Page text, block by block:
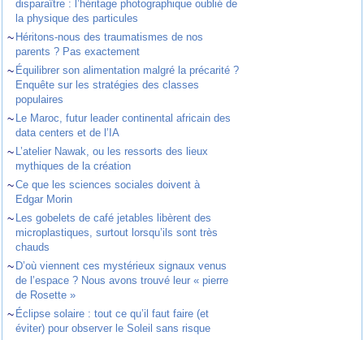
disparaître : l’héritage photographique oublié de
la physique des particules
~ Héritons-nous des traumatismes de nos
parents ? Pas exactement
~ Équilibrer son alimentation malgré la précarité ?
Enquête sur les stratégies des classes
populaires
~ Le Maroc, futur leader continental africain des
data centers et de l’IA
~ L’atelier Nawak, ou les ressorts des lieux
mythiques de la création
~Ce que les sciences sociales doivent à
Edgar Morin
~ Les gobelets de café jetables libèrent des
microplastiques, surtout lorsqu’ils sont très
chauds
~ D’où viennent ces mystérieux signaux venus
de l’espace ? Nous avons trouvé leur « pierre
de Rosette »
~ Éclipse solaire : tout ce qu’il faut faire (et
éviter) pour observer le Soleil sans risque